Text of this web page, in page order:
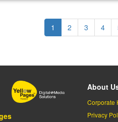
Current
page
1 Page
2 Page
3 Page
4
About
Corporate
Privacy